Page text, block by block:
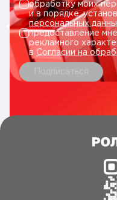
обработку моих
и в порядке,
персональных
предоставление
рекламного
в Согласии на
Подписаться